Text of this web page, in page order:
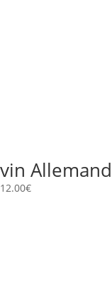
vin Allemand
12.00€